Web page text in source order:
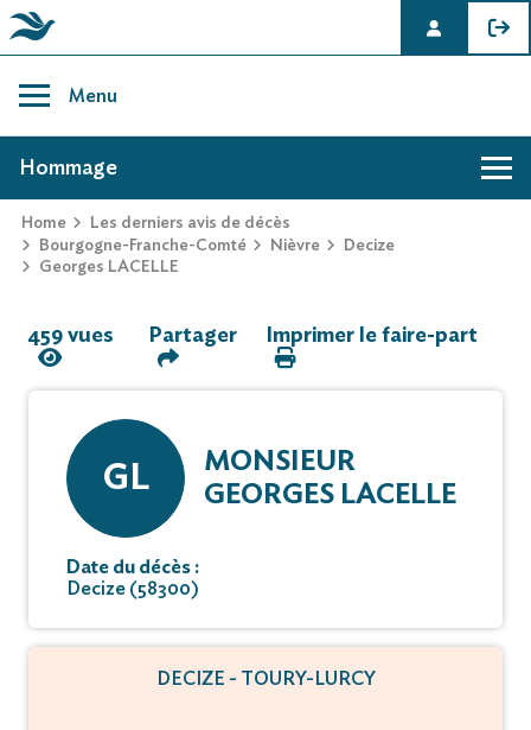
content
Menu
AVIS DE DÉCÈS DE GEORGES LACELLE
Home
Les derniers avis de décès
Bourgogne-Franche-Comté
Nièvre
Decize
Georges LACELLE
Hommage
Hommage
Faire-part
459 vues Partager Imprimer le faire-part
GL
MONSIEUR
GEORGES LACELLE
Date du décès :
Decize (58300)
DECIZE - TOURY-LURCY